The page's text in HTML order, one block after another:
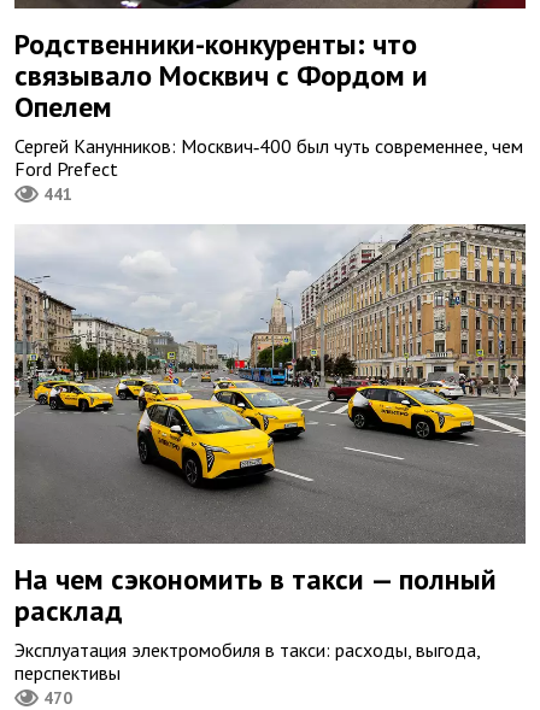
Родственники-конкуренты: что
связывало Москвич с Фордом и
Опелем
Сергей Канунников: Москвич‑400 был чуть современнее, чем
Ford Prefect
441
На чем сэкономить в такси — полный
расклад
Эксплуатация электромобиля в такси: расходы, выгода,
перспективы
470